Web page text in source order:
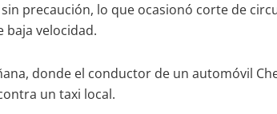
precaución, lo que ocasionó corte de
baja velocidad.
donde el conductor de un automóvil
un taxi local.